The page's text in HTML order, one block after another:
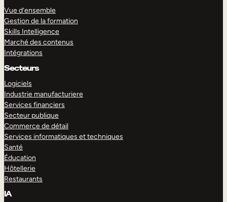
Vue d’ensemble
Gestion de la formation
Skills Intelligence
Marché des contenus
Intégrations
Secteurs
Logiciels
Industrie manufacturiere
Services financiers
Secteur publique
Commerce de détail
Services informatiques et techniques
Santé
Éducation
Hôtellerie
Restaurants
IA